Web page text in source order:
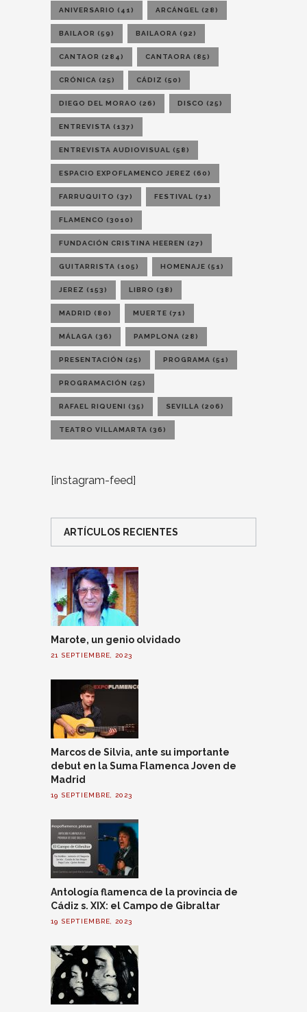
ANIVERSARIO (41) ARCÁNGEL (28)
BAILAOR (59) BAILAORA (92)
CANTAOR (284) CANTAORA (85)
CRÓNICA (25) CÁDIZ (50)
DIEGO DEL MORAO (26) DISCO (25)
ENTREVISTA (137)
ENTREVISTA AUDIOVISUAL (58)
ESPACIO EXPOFLAMENCO JEREZ (60)
FARRUQUITO (37) FESTIVAL (71)
FLAMENCO (3010)
FUNDACIÓN CRISTINA HEEREN (27)
GUITARRISTA (105) HOMENAJE (51)
JEREZ (153) LIBRO (38)
MADRID (80) MUERTE (71)
MÁLAGA (36) PAMPLONA (28)
PRESENTACIÓN (25) PROGRAMA (51)
PROGRAMACIÓN (25)
RAFAEL RIQUENI (35) SEVILLA (206)
TEATRO VILLAMARTA (36)
[instagram-feed]
ARTÍCULOS RECIENTES
Marote, un genio olvidado
21 SEPTIEMBRE, 2023
Marcos de Silvia, ante su importante
debut en la Suma Flamenca Joven de
Madrid
19 SEPTIEMBRE, 2023
Antología flamenca de la provincia de
Cádiz s. XIX: el Campo de Gibraltar
19 SEPTIEMBRE, 2023